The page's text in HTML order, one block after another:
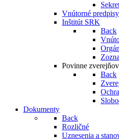
Vnútorné
Inštitút SRK
Back
Povinne
Back
Dokumenty
Back
Rozličné
Uznesenia a